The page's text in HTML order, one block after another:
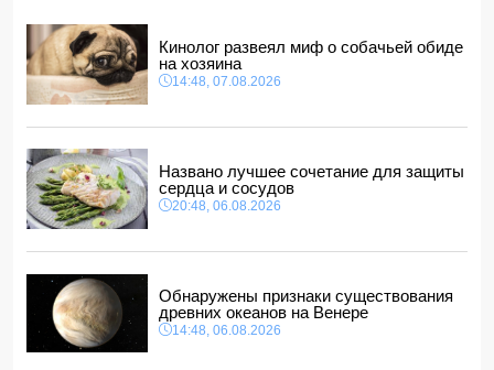
Euractiv: Исландия попросила Брюссель не
вмешиваться в референдум по вопросу членства в ЕС
10:48, 07.08.2026
Азербайджан сохраняет 26-е место в рейтинге УЕФА
10:28, 07.08.2026
территорию Азербайджана
10:10, 07.08.2026
Кинолог развеял миф о собачьей обиде
на хозяина
14:48, 07.08.2026
Названо лучшее сочетание для защиты
сердца и сосудов
20:48, 06.08.2026
Обнаружены признаки существования
древних океанов на Венере
14:48, 06.08.2026